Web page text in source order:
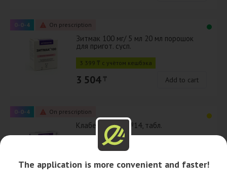
0-0-4 On prescription
Зитмак 100 мг/ 5 мл 20 мл порошок
для пригот. сусп.
3 399 ₸ с учётом кешбэка
3 504 ₸ Add to cart
0-0-4 On prescription
Клабел 250 мг, №14, табл.
4 171 ₸ с учётом кешбэка
4 300 ₸ Add to cart
The application is more convenient and faster!